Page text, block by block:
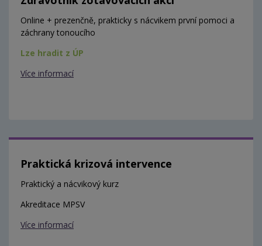
Online + prezenčně, prakticky s nácvikem první pomoci a
záchrany tonoucího
Lze hradit z ÚP
Více informací
Praktická krizová intervence
Praktický a nácvikový kurz
Akreditace MPSV
Více informací